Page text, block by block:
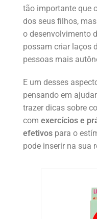
tão importante que
dos seus filhos,
o desenvolvimento
possam criar laços
pessoas mais
E um desses
pensando em
trazer dicas sobre
com exercícios e
efetivos para o
pode inserir na sua